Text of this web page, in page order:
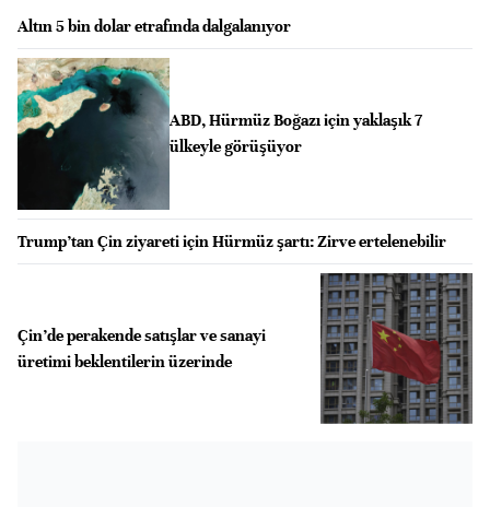
Altın 5 bin dolar etrafında dalgalanıyor
ABD, Hürmüz Boğazı için yaklaşık 7
ülkeyle görüşüyor
Trump’tan Çin ziyareti için Hürmüz şartı: Zirve ertelenebilir
Çin’de perakende satışlar ve sanayi
üretimi beklentilerin üzerinde